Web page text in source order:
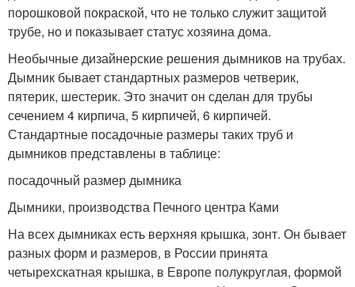
порошковой покраской, что не только служит защитой
трубе, но и показывает статус хозяина дома.
Необычные дизайнерские решения дымников на трубах.
Дымник бывает стандартных размеров четверик,
пятерик, шестерик. Это значит он сделан для трубы
сечением 4 кирпича, 5 кирпичей, 6 кирпичей.
Стандартные посадочные размеры таких труб и
дымников представлены в таблице:
посадочный размер дымника
Дымники, производства Печного центра Ками
На всех дымниках есть верхняя крышка, зонт. Он бывает
разных форм и размеров, в России принята
четырехскатная крышка, в Европе полукруглая, формой